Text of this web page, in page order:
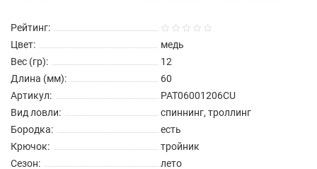
Рейтинг:
Цвет:
медь
Вес (гр):
12
Длина (мм):
60
Артикул:
PAT06001206CU
Вид ловли:
спиннинг, троллинг
Бородка:
есть
Крючок:
тройник
Сезон:
лето